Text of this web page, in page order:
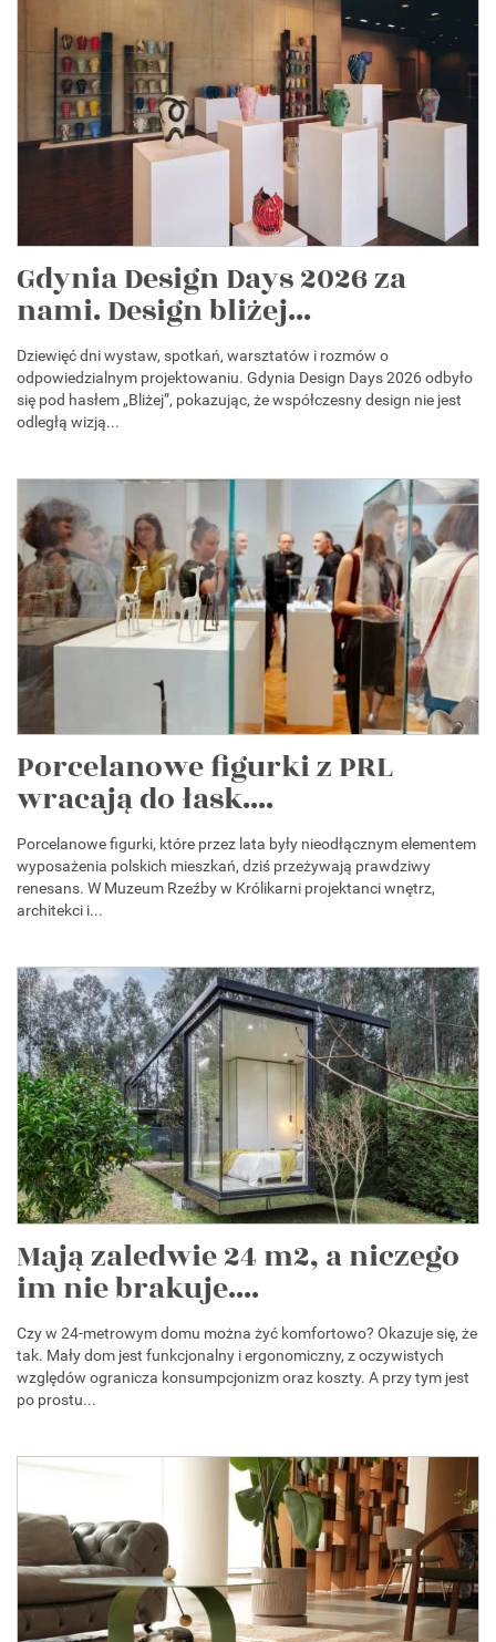
Gdynia Design Days 2026 za
nami. Design bliżej...
Dziewięć dni wystaw, spotkań, warsztatów i rozmów o
odpowiedzialnym projektowaniu. Gdynia Design Days 2026 odbyło
się pod hasłem „Bliżej”, pokazując, że współczesny design nie jest
odległą wizją...
Porcelanowe figurki z PRL
wracają do łask....
Porcelanowe figurki, które przez lata były nieodłącznym elementem
wyposażenia polskich mieszkań, dziś przeżywają prawdziwy
renesans. W Muzeum Rzeźby w Królikarni projektanci wnętrz,
architekci i...
Mają zaledwie 24 m2, a niczego
im nie brakuje....
Czy w 24-metrowym domu można żyć komfortowo? Okazuje się, że
tak. Mały dom jest funkcjonalny i ergonomiczny, z oczywistych
względów ogranicza konsumpcjonizm oraz koszty. A przy tym jest
po prostu...